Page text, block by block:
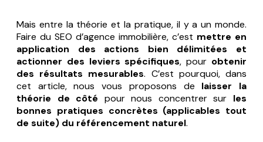
Mais entre la théorie et la pratique, il y a un monde.
Faire du SEO d’agence immobilière, c’est mettre en
application des actions bien délimitées et
actionner des leviers spécifiques, pour obtenir
des résultats mesurables. C’est pourquoi, dans
cet article, nous vous proposons de laisser la
théorie de côté pour nous concentrer sur les
bonnes pratiques concrètes (applicables tout
de suite) du référencement naturel.